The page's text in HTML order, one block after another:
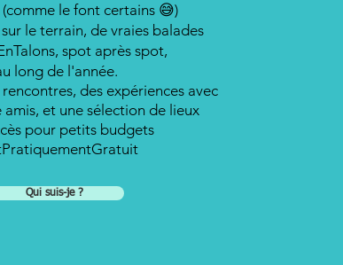
(comme le font certains 😅)
le terrain, de vraies balades
spot après spot,
long de l'année.
des expériences avec
amis, et une sélection de lieux
pour petits budgets
Qui suis-je ?